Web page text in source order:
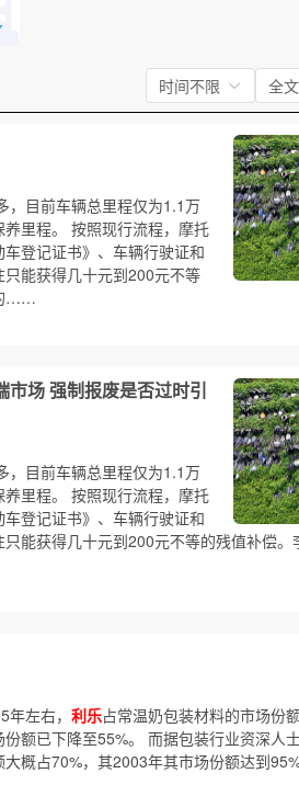
时间不限 全文
，目前车辆总里程仅为1.1万
里程。 按照现行流程，摩托
登记证书》、车辆行驶证和
能获得几十元到200元不等
……
市场 强制报废是否过时引
，目前车辆总里程仅为1.1万
里程。 按照现行流程，摩托
登记证书》、车辆行驶证和
能获得几十元到200元不等的残值补偿。
左右， 利乐占常温奶包装材料的市场份
份额已下降至55%。 而据包装行业资深人
概占70%，其2003年其市场份额达到